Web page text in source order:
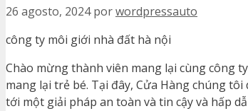
26 agosto, 2024 porwordpressauto
công ty môi giới nhà đất hà nội
Chào mừng thành viên mang lại cùng công
mang lại trẻ bé. Tại đây, Cửa Hàng chúng
tới một giải pháp an toàn và tin cậy và hấp